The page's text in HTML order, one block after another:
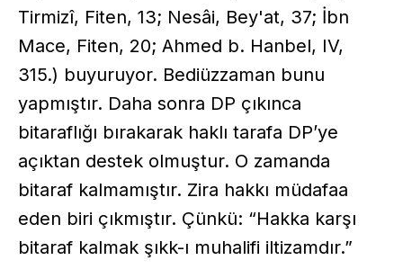
Tirmizî, Fiten, 13; Nesâi, Bey'at, 37; İbn
Mace, Fiten, 20; Ahmed b. Hanbel, IV,
315.) buyuruyor. Bediüzzaman bunu
yapmıştır. Daha sonra DP çıkınca
bitaraflığı bırakarak haklı tarafa DP’ye
açıktan destek olmuştur. O zamanda
bitaraf kalmamıştır. Zira hakkı müdafaa
eden biri çıkmıştır. Çünkü: “Hakka karşı
bitaraf kalmak şıkk-ı muhalifi iltizamdır.”